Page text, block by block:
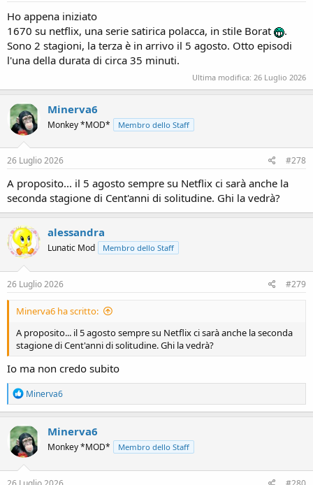
Ho appena iniziato
1670 su netflix, una serie satirica polacca, in stile Borat
.
Sono 2 stagioni, la terza è in arrivo il 5 agosto. Otto episodi
l'una della durata di circa 35 minuti.
Ultima modifica: 26 Luglio 2026
Minerva6
Monkey *MOD* Membro dello Staff
26 Luglio 2026 #278
A proposito... il 5 agosto sempre su Netflix ci sarà anche la
seconda stagione di Cent'anni di solitudine. Ghi la vedrà?
alessandra
Lunatic Mod Membro dello Staff
26 Luglio 2026 #279
Minerva6 ha scritto:
A proposito... il 5 agosto sempre su Netflix ci sarà anche la seconda
stagione di Cent'anni di solitudine. Ghi la vedrà?
Io ma non credo subito
R
e
a
c
t
i
o
n
s
Minerva6
Minerva6
Monkey *MOD* Membro dello Staff